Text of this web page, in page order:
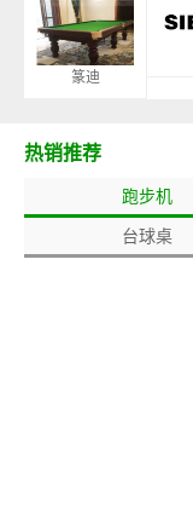
篆迪
热销推荐
跑步机
台球桌